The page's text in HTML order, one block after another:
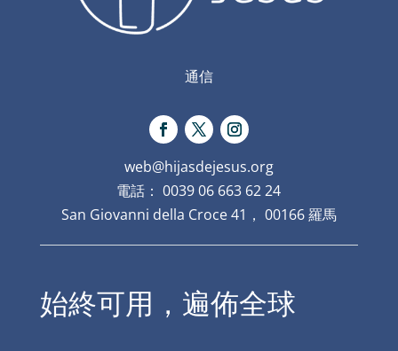
通信
web@hijasdejesus.org
電話： 0039 06 663 62 24
San Giovanni della Croce 41， 00166 羅馬
始終可用，遍佈全球